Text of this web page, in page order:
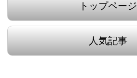
トップページ
人気記事